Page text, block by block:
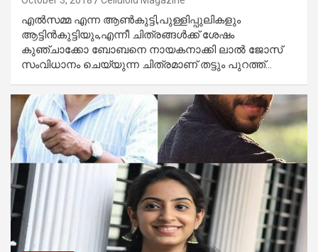
എല്‍സമ്മ എന്ന ആണ്‍കുട്ടി,പുള്ളിപ്പുലികളും
ആട്ടിന്‍കുട്ടിയും,എന്നീ ചിത്രങ്ങള്‍ക്ക് ശേഷം
കുഞ്ചാക്കോ ബോബനെ നായകനാക്കി ലാല്‍ ജോസ്
സംവിധാനം ചെയ്യുന്ന ചിത്രമാണ് തട്ടും പുറത്ത്…